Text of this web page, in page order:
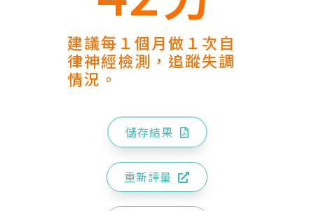
建議每１個月做１次自
律神經檢測，追蹤失調
情況。
儲存結果
重新評量